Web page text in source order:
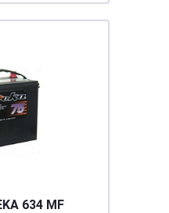
634 MF